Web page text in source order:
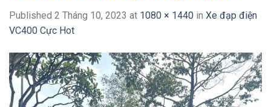
Published 2 Tháng 10, 2023 at 1080 × 1440 in Xe đạp điện
VC400 Cực Hot